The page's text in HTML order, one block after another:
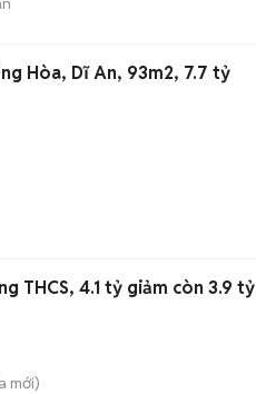
Hòa, Dĩ An, 93m2, 7.7 tỷ
THCS, 4.1 tỷ giảm còn 3.9 tỷ
mới)